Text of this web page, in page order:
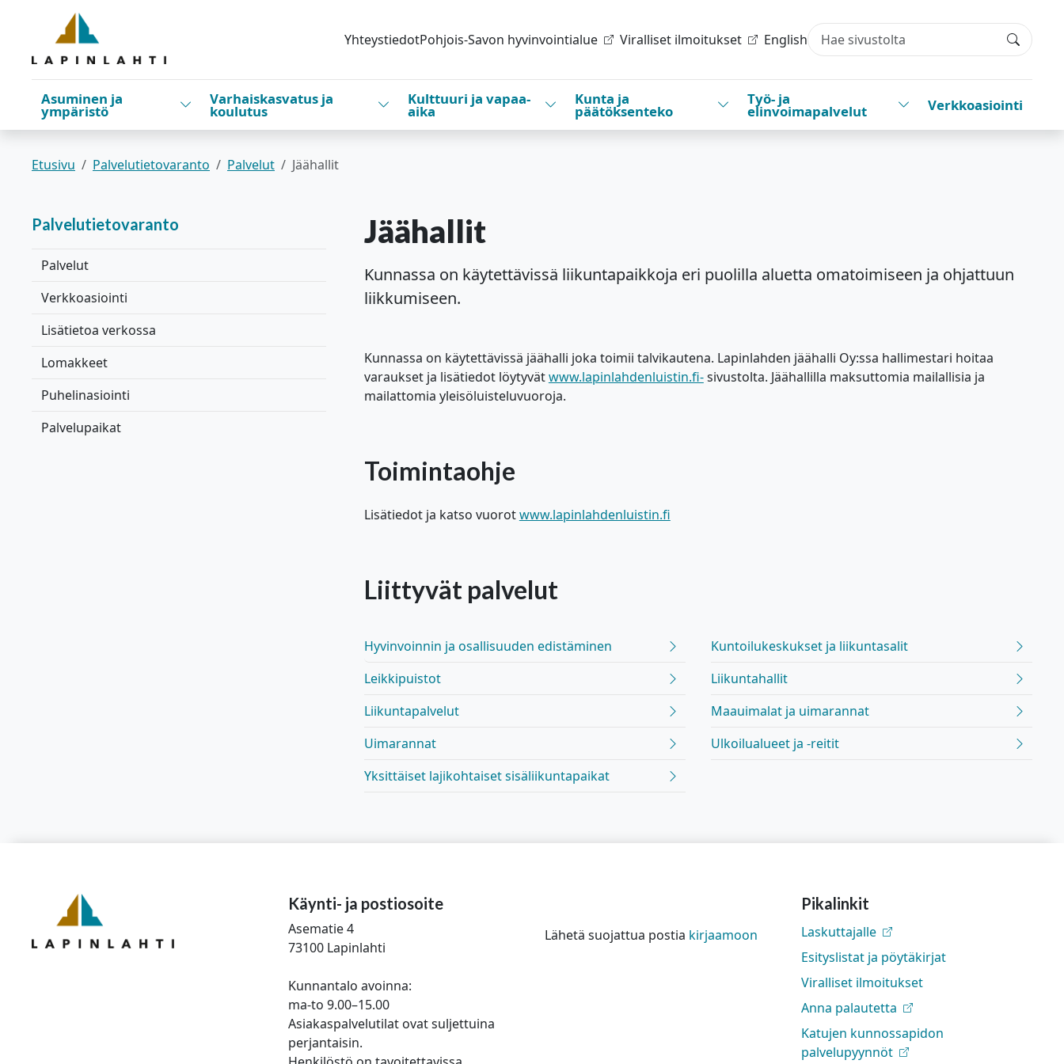
Siirry pääsisältöön
YhteystiedotPohjois-Savon hyvinvointialue Viralliset ilmoitukset English Haku
Asuminen ja
ympäristö Vaihda alasvetovalikkoa
Varhaiskasvatus ja
koulutus Vaihda alasvetovalikkoa
Kulttuuri ja vapaa-
aika Vaihda alasvetovalikkoa
Kunta ja
päätöksenteko Vaihda alasvetovalikkoa
Työ- ja
elinvoimapalvelut Vaihda alasvetovalikkoa
Verkkoasiointi
Etusivu Palvelutietovaranto Palvelut Jäähallit
Palvelutietovaranto
Palvelut
Verkkoasiointi
Lisätietoa verkossa
Lomakkeet
Puhelinasiointi
Palvelupaikat
Jäähallit
Kunnassa on käytettävissä liikuntapaikkoja eri puolilla aluetta omatoimiseen ja ohjattuun
liikkumiseen.
Kunnassa on käytettävissä jäähalli joka toimii talvikautena. Lapinlahden jäähalli Oy:ssa hallimestari hoitaa
varaukset ja lisätiedot löytyvätwww.lapinlahdenluistin.fi-sivustolta. Jäähallilla maksuttomia mailallisia ja
mailattomia yleisöluisteluvuoroja.
Toimintaohje
Lisätiedot ja katso vuorotwww.lapinlahdenluistin.fi
Liittyvät palvelut
Hyvinvoinnin ja osallisuuden edistäminen
Kuntoilukeskukset ja liikuntasalit
Leikkipuistot
Liikuntahallit
Liikuntapalvelut
Maauimalat ja uimarannat
Uimarannat
Ulkoilualueet ja -reitit
Yksittäiset lajikohtaiset sisäliikuntapaikat
Käynti- ja postiosoite
Asematie 4
73100 Lapinlahti
Kunnantalo avoinna:
ma-to 9.00–15.00
Asiakaspalvelutilat ovat suljettuina
perjantaisin.
Lähetä suojattua postia kirjaamoon
Pikalinkit
Laskuttajalle
Esityslistat ja pöytäkirjat
Viralliset ilmoitukset
Anna palautetta
Katujen kunnossapidon
palvelupyynnöt